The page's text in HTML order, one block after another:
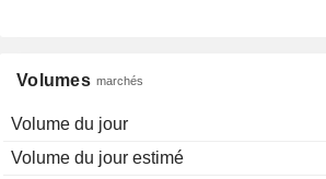
Volumes marchés
Volume du jour
Volume du jour estimé